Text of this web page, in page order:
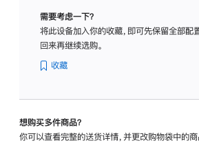
璃
转
需要考虑一下？
将此设备加入你的收藏，即可先保留全部配
回来再继续选购。
收藏
想购买多件商品？
你可以查看完整的送货详情，并更改购物袋中的商